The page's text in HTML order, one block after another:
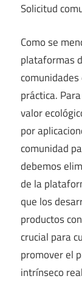
Solicitud
Como se
plataformas
práctica.
valor
por
comunidad
debemos
de la
que los
productos
crucial para
promover el
intrínseco